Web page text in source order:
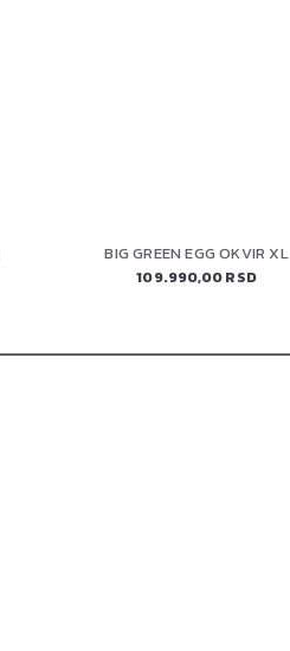
BIG GREEN EGG OKVIR XL
109.990,00 RSD